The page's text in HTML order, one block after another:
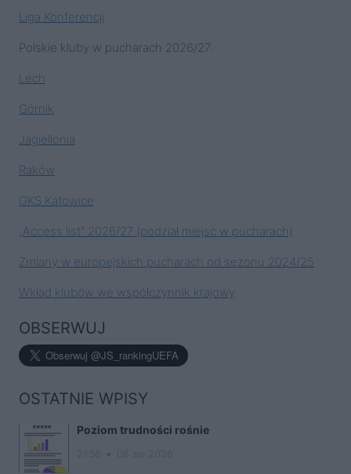
Liga Konferencji
Polskie kluby w pucharach 2026/27:
Lech
Górnik
Jagiellonia
Raków
GKS Katowice
„Access list” 2026/27 (podział miejsc w pucharach)
Zmiany w europejskich pucharach od sezonu 2024/25
Wkład klubów we współczynnik krajowy
OBSERWUJ
OSTATNIE WPISY
Poziom trudności rośnie